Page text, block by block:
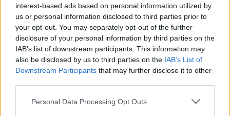
interest-based ads based on personal information utilized by
us or personal information disclosed to third parties prior to
your opt-out. You may separately opt-out of the further
disclosure of your personal information by third parties on the
IAB’s list of downstream participants. This information may
also be disclosed by us to third parties on the IAB’s List of
Downstream Participants that may further disclose it to other
Personal Data Processing Opt Outs